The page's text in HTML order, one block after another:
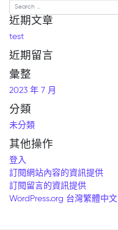
Search
近期文章
test
近期留言
彙整
2023 年 7 月
分類
未分類
其他操作
登入
訂閱網站內容的資訊提供
訂閱留言的資訊提供
WordPress.org 台灣繁體中文